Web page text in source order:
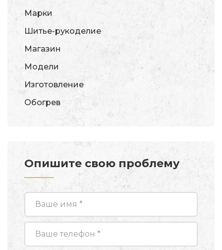
Марки
Шитье-рукоделие
Магазин
Модели
Изготовление
Обогрев
Опишите свою проблему